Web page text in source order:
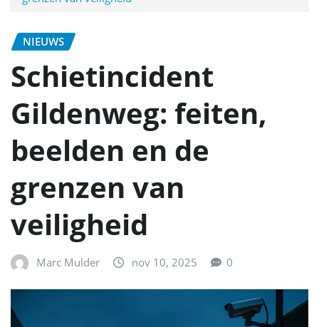
NIEUWS
Schietincident
Gildenweg: feiten,
beelden en de
grenzen van
veiligheid
Marc Mulder nov 10, 2025 0